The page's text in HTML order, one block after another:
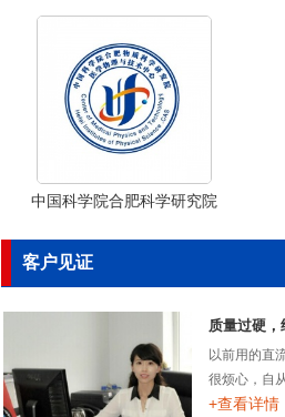
中国科学院合肥科学研究院
客户见证
质量过硬
以前用的直
很烦心，自
+查看详情